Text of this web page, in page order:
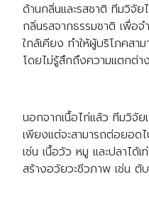
ด้านกลิ่นและรสชาติ ทีมวิจั
กลิ่นรสจากธรรมชาติ เพื่อ
ใกล้เคียง ทำให้ผู้บริโภคส
โดยไม่รู้สึกถึงความแตกต่า
นอกจากเนื้อไก่แล้ว ทีมวิจัย
เพียงแต่จะสามารถต่อยอด
เช่น เนื้อวัว หมู และปลาได้
สร้างอวัยวะชีวภาพ เช่น ตั